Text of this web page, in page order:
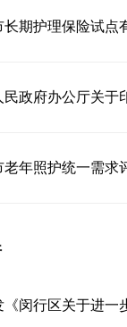
长期护理保险试点
民政府办公厅关
老年照护统一需求
《闵行区关于进一